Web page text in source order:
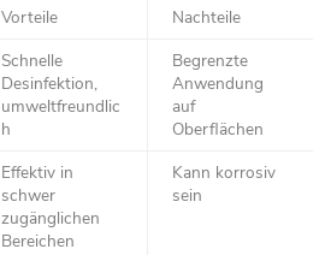
Vorteile
Nachteile
Schnelle
Desinfektion,
umweltfreundlic
h
Begrenzte
Anwendung
auf
Oberflächen
Effektiv in
schwer
zugänglichen
Bereichen
Kann korrosiv
sein